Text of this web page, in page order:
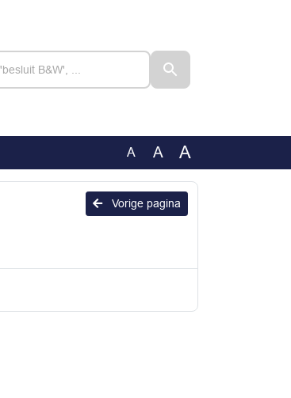
A A A
Vorige pagina